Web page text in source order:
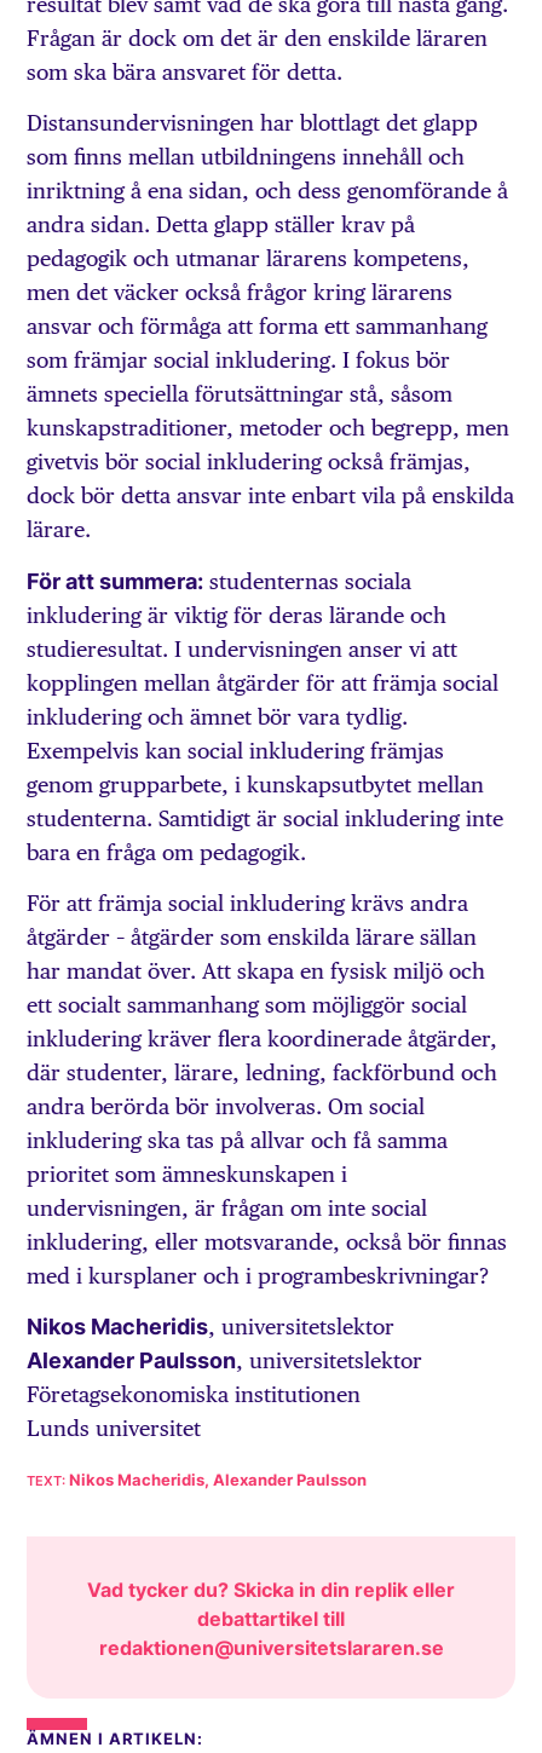
Frågan är dock om det är den enskilde läraren
som ska bära ansvaret för detta.
Distansundervisningen har blottlagt det glapp
som finns mellan utbildningens innehåll och
inriktning å ena sidan, och dess genomförande å
andra sidan. Detta glapp ställer krav på
pedagogik och utmanar lärarens kompetens,
men det väcker också frågor kring lärarens
ansvar och förmåga att forma ett sammanhang
som främjar social inkludering. I fokus bör
ämnets speciella förutsättningar stå, såsom
kunskapstraditioner, metoder och begrepp, men
givetvis bör social inkludering också främjas,
dock bör detta ansvar inte enbart vila på enskilda
lärare.
För att summera: studenternas sociala
inkludering är viktig för deras lärande och
studieresultat. I undervisningen anser vi att
kopplingen mellan åtgärder för att främja social
inkludering och ämnet bör vara tydlig.
Exempelvis kan social inkludering främjas
genom grupparbete, i kunskapsutbytet mellan
studenterna. Samtidigt är social inkludering inte
bara en fråga om pedagogik.
För att främja social inkludering krävs andra
åtgärder – åtgärder som enskilda lärare sällan
har mandat över. Att skapa en fysisk miljö och
ett socialt sammanhang som möjliggör social
inkludering kräver flera koordinerade åtgärder,
där studenter, lärare, ledning, fackförbund och
andra berörda bör involveras. Om social
inkludering ska tas på allvar och få samma
prioritet som ämneskunskapen i
undervisningen, är frågan om inte social
inkludering, eller motsvarande, också bör finnas
med i kursplaner och i programbeskrivningar?
Nikos Macheridis, universitetslektor
Alexander Paulsson, universitetslektor
Företagsekonomiska institutionen
Lunds universitet
Nikos Macheridis, Alexander Paulsson
Vad tycker du? Skicka in din replik eller
debattartikel till
redaktionen@universitetslararen.se
ÄMNEN I ARTIKELN: